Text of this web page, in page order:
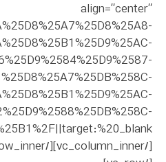
align=”center”
%25D8%25A7%25DB%258C-